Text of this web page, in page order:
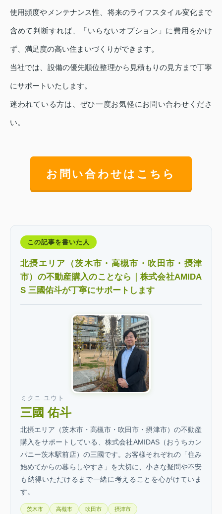
使用頻度やメンテナンス性、将来のライフスタイル変化まで
含めて判断すれば、「いらないオプション」に費用をかけ
ず、満足度の高い住まいづくりができます。
当社では、設備の優先順位整理から見積もりの見方まで丁寧
にサポートいたします。
迷われている方は、ぜひ一度お気軽にお問い合わせくださ
い。
お問い合わせはこちら
この記事を書いた人
北摂エリア（茨木市・高槻市・吹田市・摂津
市）の不動産購入のことなら｜株式会社AMIDA
S 三國佑斗が丁寧にサポートします
ミクニ ユウト
三國 佑斗
北摂エリア（茨木市・高槻市・吹田市・摂津市）の不動産
購入をサポートしている、株式会社AMIDAS（おうちカン
パニー茨木駅前店）の三國です。お客様それぞれの「住み
始めてからの暮らしやすさ」を大切に、小さな疑問や不安
も納得いただけるまで一緒に考えることを心がけていま
す。
茨木市 高槻市 吹田市 摂津市